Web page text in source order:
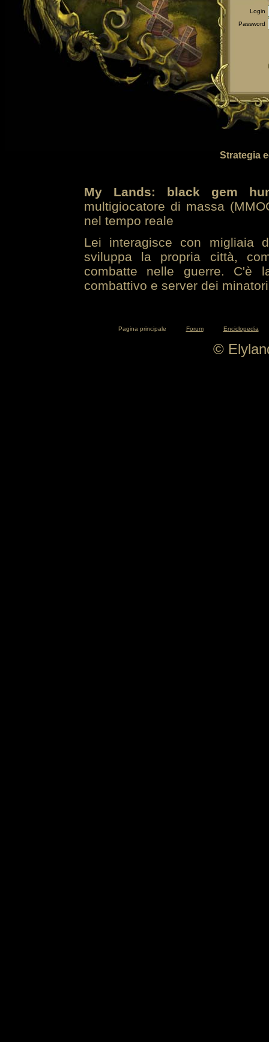
Login
Password
Strategia
My Lands: black gem
multigiocatore di massa
nel tempo reale
Lei interagisce con migliaia
sviluppa la propria città,
combatte nelle guerre. C'è
combattivo e server dei
Pagina principale Forum Enciclopedia
©